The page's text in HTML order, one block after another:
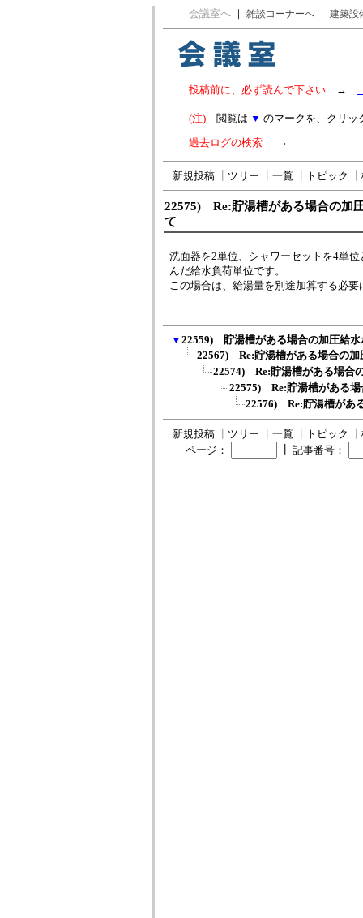
｜ 会議室へ ｜ 雑談コーナーへ ｜ 建築設
投稿前に、必ず読んで下さい →
(注) 閲覧は ▼ のマークを、クリッ
過去ログの検索 →
新規投稿 ツリー 一覧 トピック
22575) Re:貯湯槽がある場合の加
て
洗面器を2単位、シャワーセットを4単
んだ給水負荷単位です。
この場合は、給湯量を別途加算する必要
▼ 22559) 貯湯槽がある場合の加圧給水
22567) Re:貯湯槽がある場合の加
22574) Re:貯湯槽がある場合
22575) Re:貯湯槽がある場
22576) Re:貯湯槽があ
新規投稿 ツリー 一覧 トピック
ページ：
記事番号：